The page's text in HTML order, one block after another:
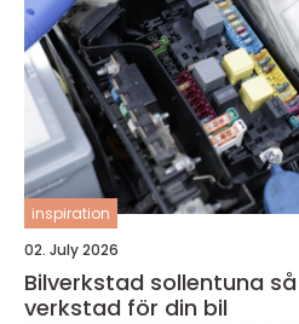
inspiration
02. July 2026
Bilverkstad sollentuna så väljer du rätt
verkstad för din bil